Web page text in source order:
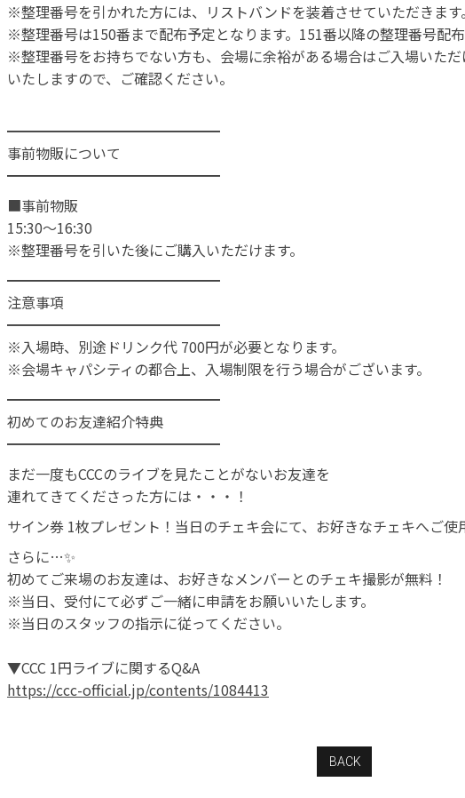
※整理番号を引かれた方には、リストバンドを装着させていただきます。
※整理番号は150番まで配布予定となります。151番以降の整理番号配布
※整理番号をお持ちでない方も、会場に余裕がある場合はご入場いた
いたしますので、ご確認ください。
━━━━━━━━━━━━━━━
事前物販について
━━━━━━━━━━━━━━━
■事前物販
15:30〜16:30
※整理番号を引いた後にご購入いただけます。
━━━━━━━━━━━━━━━
注意事項
━━━━━━━━━━━━━━━
※入場時、別途ドリンク代 700円が必要となります。
※会場キャパシティの都合上、入場制限を行う場合がございます。
━━━━━━━━━━━━━━━
初めてのお友達紹介特典
━━━━━━━━━━━━━━━
まだ一度もCCCのライブを見たことがないお友達を
連れてきてくださった方には・・・！
サイン券 1枚プレゼント！当日のチェキ会にて、お好きなチェキへご使
さらに…✨
初めてご来場のお友達は、お好きなメンバーとのチェキ撮影が無料！
※当日、受付にて必ずご一緒に申請をお願いいたします。
※当日のスタッフの指示に従ってください。
▼CCC 1円ライブに関するQ&A
https://ccc-official.jp/contents/1084413
BACK